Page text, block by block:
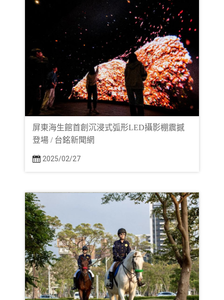
屏東海生館首創沉浸式弧形LED攝影棚震撼
登場 / 台銘新聞網
2025/02/27